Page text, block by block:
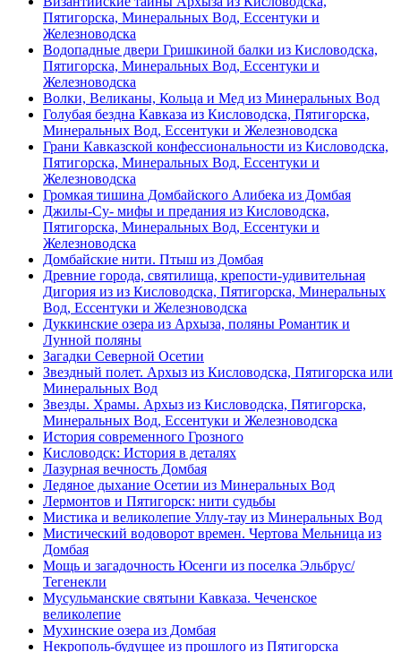
Пятигорска, Минеральных Вод, Ессентуки и
Железноводска
Водопадные двери Гришкиной балки из Кисловодска,
Пятигорска, Минеральных Вод, Ессентуки и
Железноводска
Волки, Великаны, Кольца и Мед из Минеральных Вод
Голубая бездна Кавказа из Кисловодска, Пятигорска,
Минеральных Вод, Ессентуки и Железноводска
Грани Кавказской конфессиональности из Кисловодска,
Пятигорска, Минеральных Вод, Ессентуки и
Железноводска
Громкая тишина Домбайского Алибека из Домбая
Джилы-Су- мифы и предания из Кисловодска,
Пятигорска, Минеральных Вод, Ессентуки и
Железноводска
Домбайские нити. Птыш из Домбая
Древние города, святилища, крепости-удивительная
Дигория из из Кисловодска, Пятигорска, Минеральных
Вод, Ессентуки и Железноводска
Дуккинские озера из Архыза, поляны Романтик и
Лунной поляны
Загадки Северной Осетии
Звездный полет. Архыз из Кисловодска, Пятигорска или
Минеральных Вод
Звезды. Храмы. Архыз из Кисловодска, Пятигорска,
Минеральных Вод, Ессентуки и Железноводска
История современного Грозного
Кисловодск: История в деталях
Лазурная вечность Домбая
Ледяное дыхание Осетии из Минеральных Вод
Лермонтов и Пятигорск: нити судьбы
Мистика и великолепие Уллу-тау из Минеральных Вод
Мистический водоворот времен. Чертова Мельница из
Домбая
Мощь и загадочность Юсенги из поселка Эльбрус/
Тегенекли
Мусульманские святыни Кавказа. Чеченское
великолепие
Мухинские озера из Домбая
Некрополь-будущее из прошлого из Пятигорска